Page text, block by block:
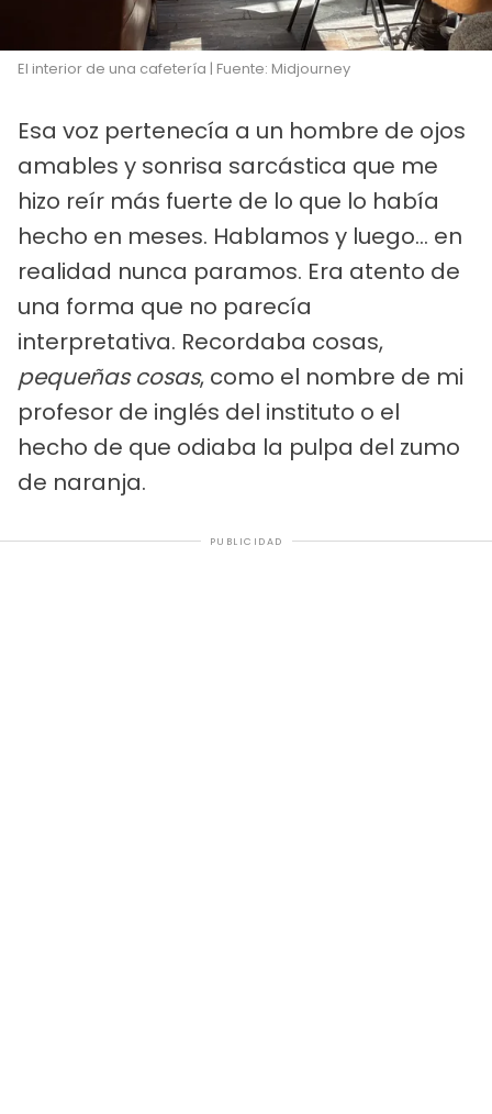
El interior de una cafetería | Fuente: Midjourney
Esa voz pertenecía a un hombre de ojos
amables y sonrisa sarcástica que me
hizo reír más fuerte de lo que lo había
hecho en meses. Hablamos y luego... en
realidad nunca paramos. Era atento de
una forma que no parecía
interpretativa. Recordaba cosas,
pequeñas cosas, como el nombre de mi
profesor de inglés del instituto o el
hecho de que odiaba la pulpa del zumo
de naranja.
PUBLICIDAD